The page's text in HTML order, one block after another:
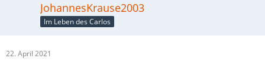
JohannesKrause2003
Im Leben des Carlos
22. April 2021